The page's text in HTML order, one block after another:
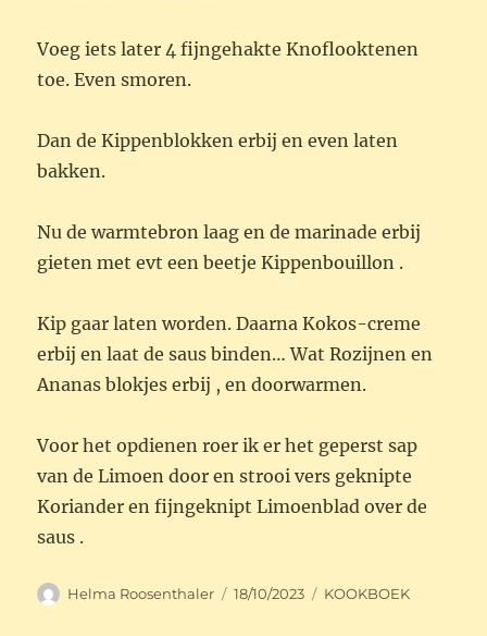
Voeg iets later 4 fijngehakte Knoflooktenen
toe. Even smoren.
Dan de Kippenblokken erbij en even laten
bakken.
Nu de warmtebron laag en de marinade erbij
gieten met evt een beetje Kippenbouillon .
Kip gaar laten worden. Daarna Kokos-creme
erbij en laat de saus binden… Wat Rozijnen en
Ananas blokjes erbij , en doorwarmen.
Voor het opdienen roer ik er het geperst sap
van de Limoen door en strooi vers geknipte
Koriander en fijngeknipt Limoenblad over de
saus .
Auteur
Helma Roosenthaler
Geplaatst
18/10/2023 Categorieën
KOOKBOEK